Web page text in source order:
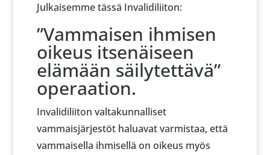
Julkaisemme tässä Invalidiliiton:
”Vammaisen ihmisen
oikeus itsenäiseen
elämään säilytettävä”
operaation.
Invalidiliiton valtakunnalliset
vammaisjärjestöt haluavat varmistaa, että
vammaisella ihmisellä on oikeus myös